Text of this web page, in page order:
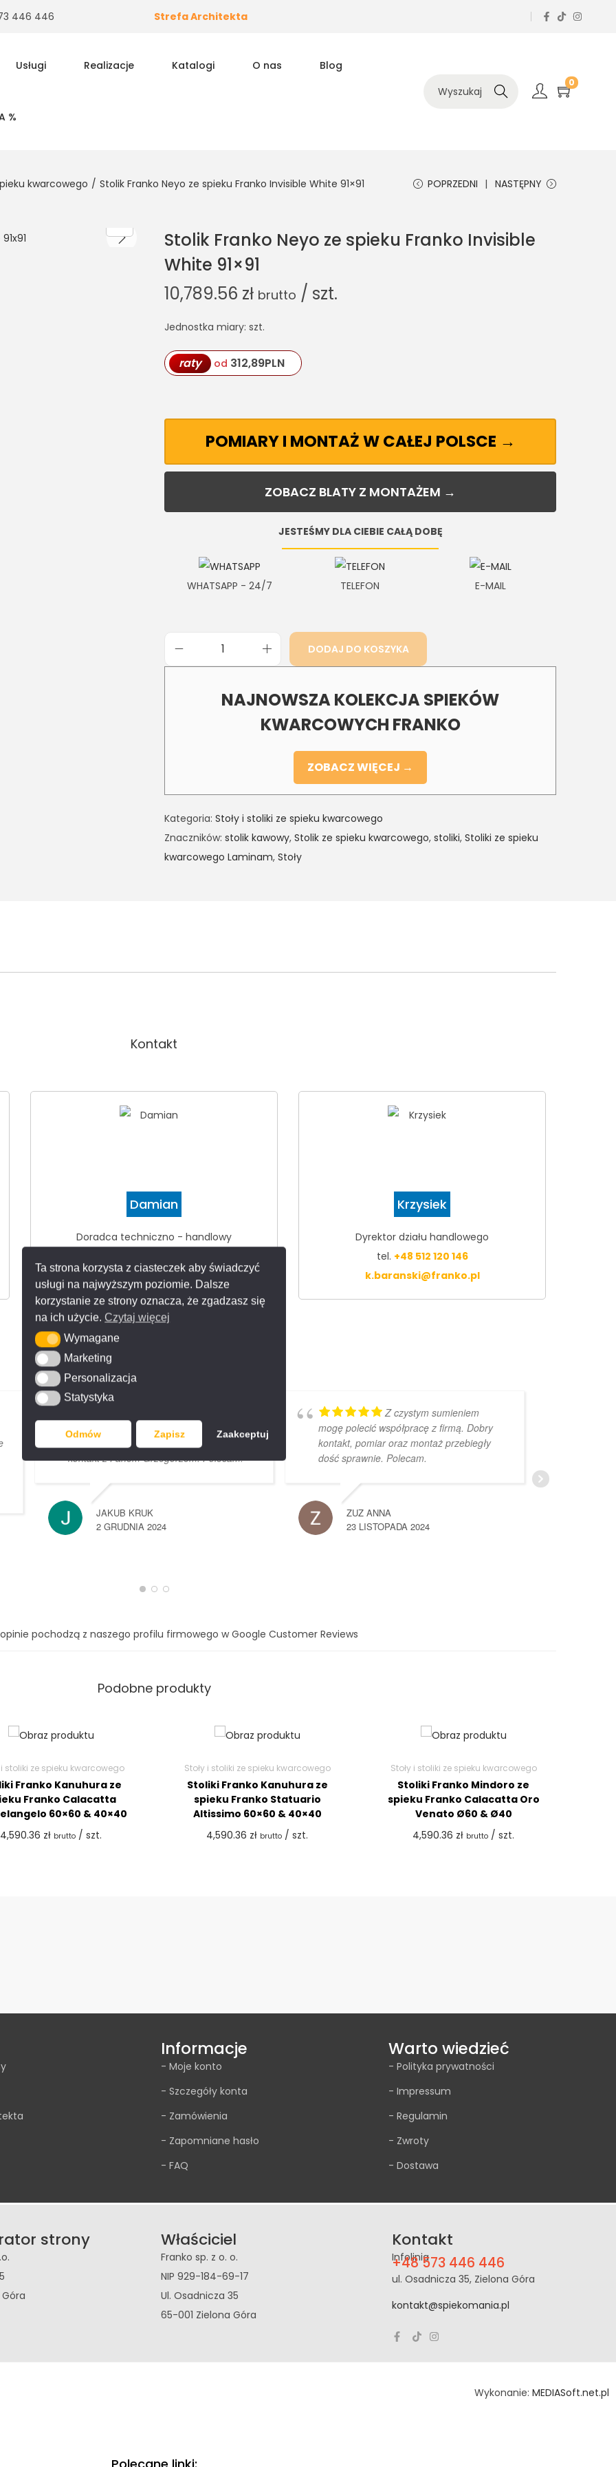
Ta strona korzysta z ciasteczek aby świadczyć
usługi na najwyższym poziomie. Dalsze
korzystanie ze strony oznacza, że zgadzasz się
na ich użycie. Czytaj więcej
WymaganeWymagane
MarketingMarketing
Personalizacja
Personalizacja
StatystykaStatystyka
Odmów Zapisz Zaakceptuj
446 446 Strefa Architekta
Usługi Realizacje Katalogi O nas Blog
%
Szukaj
0
kwarcowego / Stolik Franko Neyo ze spieku Franko Invisible White 91×91 POPRZEDNI NASTĘPNY
Stolik Franko Neyo ze spieku Franko Invisible
White 91×91
10,789.56 zł brutto / szt.
Jednostka miary: szt.
raty od 312,89PLN
POMIARY I MONTAŻ W CAŁEJ POLSCE →
ZOBACZ BLATY Z MONTAŻEM →
JESTEŚMY DLA CIEBIE CAŁĄ DOBĘ
WHATSAPP - 24/7 TELEFON E-MAIL
DODAJ DO KOSZYKA
NAJNOWSZA KOLEKCJA SPIEKÓW
KWARCOWYCH FRANKO
ZOBACZ WIĘCEJ →
Kategoria: Stoły i stoliki ze spieku kwarcowego
Znaczników: stolik kawowy, Stolik ze spieku kwarcowego, stoliki, Stoliki ze spieku
kwarcowego Laminam, Stoły
Kontakt
Damian
Doradca techniczno - handlowy
d.hilmanowicz@franko.pl
Krzysiek
Dyrektor działu handlowego
tel. +48 512 120 146
k.baranski@franko.pl
klienta, krótki czas realizacji i bardzo
dokładnie wykonane blaty. Bardzo dobry
kontakt z Panem Grzegorzem. Polecam!
JAKUB KRUK
2 GRUDNIA 2024
Z czystym sumieniem
mogę polecić współpracę z firmą. Dobry
kontakt, pomiar oraz montaż przebiegły
dość sprawnie. Polecam.
ZUZ ANNA
23 LISTOPADA 2024
pochodzą z naszego profilu firmowego w Google Customer Reviews
Podobne produkty
i stoliki ze spieku kwarcowego
Franko Kanuhura ze
Franko Calacatta
60×60 & 40×40
4,590.36 zł brutto / szt.
Stoły i stoliki ze spieku kwarcowego
Stoliki Franko Kanuhura ze
spieku Franko Statuario
Altissimo 60×60 & 40×40
4,590.36 zł brutto / szt.
Stoły i stoliki ze spieku kwarcowego
Stoliki Franko Mindoro ze
spieku Franko Calacatta Oro
Venato Ø60 & Ø40
4,590.36 zł brutto / szt.
Informacje
- Moje konto
- Szczegóły konta
- Zamówienia
- Zapomniane hasło
- FAQ
Warto wiedzieć
- Polityka prywatności
- Impressum
- Regulamin
- Zwroty
- Dostawa
strony Właściciel
Franko sp. z o. o.
NIP 929-184-69-17
Ul. Osadnicza 35
65-001 Zielona Góra
Kontakt
Infolinia
+48 573 446 446
ul. Osadnicza 35, Zielona Góra
kontakt@spiekomania.pl
Wykonanie: MEDIASoft.net.pl